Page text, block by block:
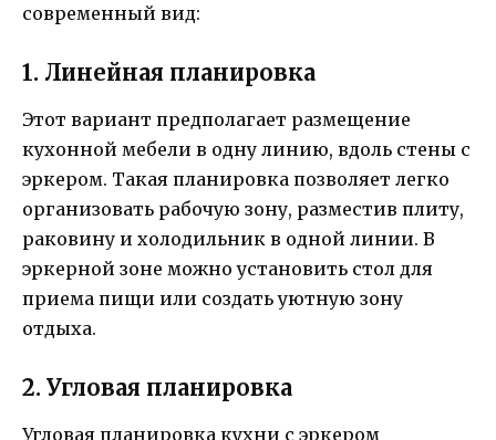
современный вид:
1. Линейная планировка
Этот вариант предполагает размещение
кухонной мебели в одну линию, вдоль стены с
эркером. Такая планировка позволяет легко
организовать рабочую зону, разместив плиту,
раковину и холодильник в одной линии. В
эркерной зоне можно установить стол для
приема пищи или создать уютную зону
отдыха.
2. Угловая планировка
Угловая планировка кухни с эркером